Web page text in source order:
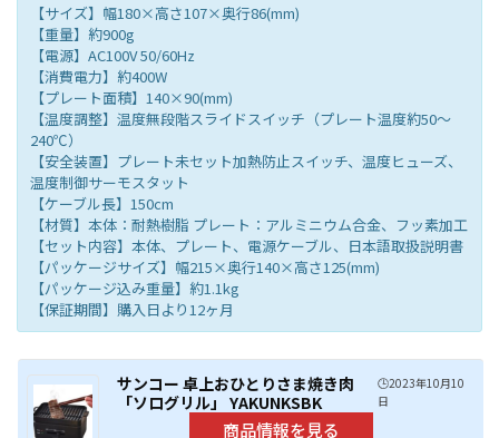
【サイズ】幅180×高さ107×奥行86(mm)
【重量】約900g
【電源】AC100V 50/60Hz
【消費電力】約400W
【プレート面積】140×90(mm)
【温度調整】温度無段階スライドスイッチ（プレート温度約50〜
240℃）
【安全装置】プレート未セット加熱防止スイッチ、温度ヒューズ、
温度制御サーモスタット
【ケーブル長】150cm
【材質】本体：耐熱樹脂 プレート：アルミニウム合金、フッ素加工
【セット内容】本体、プレート、電源ケーブル、日本語取扱説明書
【パッケージサイズ】幅215×奥行140×高さ125(mm)
【パッケージ込み重量】約1.1kg
【保証期間】購入日より12ヶ月
サンコー 卓上おひとりさま焼き肉
「ソログリル」 YAKUNKSBK
🕒️2023年10月10
日